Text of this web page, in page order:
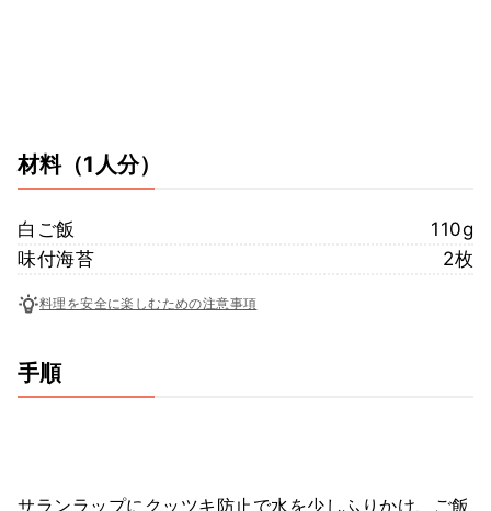
材料（1人分）
白ご飯
110g
味付海苔
2枚
料理を安全に楽しむための注意事項
手順
サランラップにクッツキ防止で水を少しふりかけ、ご飯